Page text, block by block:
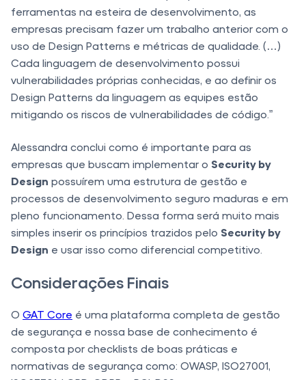
ferramentas na esteira de desenvolvimento, as
empresas precisam fazer um trabalho anterior com o
uso de Design Patterns e métricas de qualidade. (…)
Cada linguagem de desenvolvimento possui
vulnerabilidades próprias conhecidas, e ao definir os
Design Patterns da linguagem as equipes estão
mitigando os riscos de vulnerabilidades de código.”
Alessandra conclui como é importante para as
empresas que buscam implementar o Security by
Design possuírem uma estrutura de gestão e
processos de desenvolvimento seguro maduras e em
pleno funcionamento. Dessa forma será muito mais
simples inserir os princípios trazidos pelo Security by
Design e usar isso como diferencial competitivo.
Considerações Finais
O GAT Core é uma plataforma completa de gestão
de segurança e nossa base de conhecimento é
composta por checklists de boas práticas e
normativas de segurança como: OWASP, ISO27001,